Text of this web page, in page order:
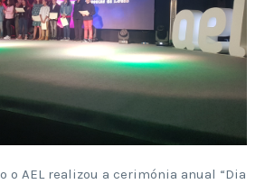
o AEL realizou a cerimónia anual “Dia